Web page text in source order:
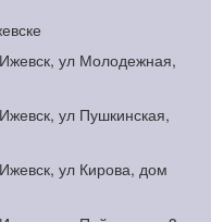
ул Молодежная,
ул Пушкинская,
ул Кирова, дом